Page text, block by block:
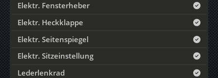
Elektr. Fensterheber
Elektr. Heckklappe
Elektr. Seitenspiegel
Elektr. Sitzeinstellung
Lederlenkrad